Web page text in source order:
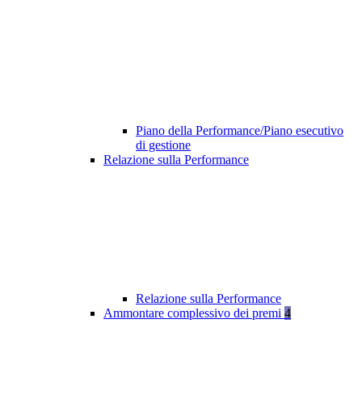
Piano della Performance/Piano esecutivo
di gestione
Relazione sulla Performance
Relazione sulla Performance
Ammontare complessivo dei premi 4